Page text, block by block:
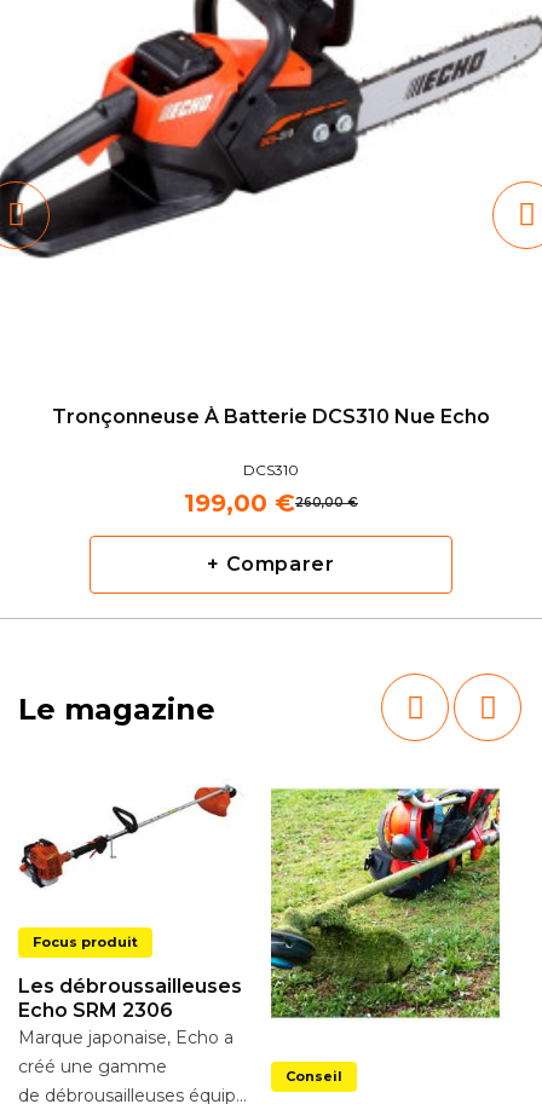
Tronçonneuse À Batterie DCS310 Nue Echo
DCS310
260,00 €
199,00 €
+ Comparer
Le magazine
Focus produit
Les débroussailleuses
Echo SRM 2306
Marque japonaise, Echo a
créé une gamme
de débrousailleuses équipées d’un
Conseil